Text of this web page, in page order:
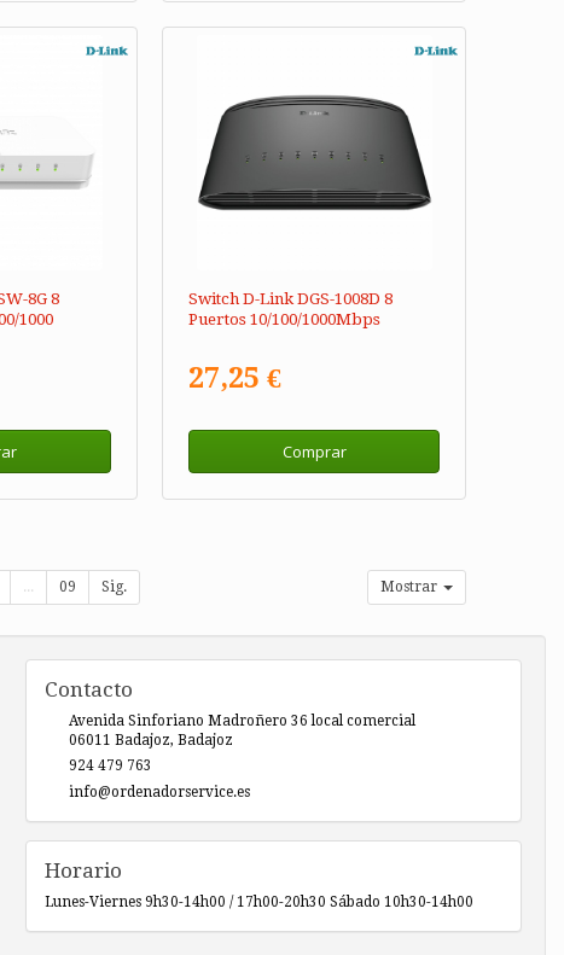
8G 8
1000
Switch D-Link DGS-1008D 8
Puertos 10/100/1000Mbps
27,25 €
Comprar
... 09 Sig. Mostrar
Contacto
Avenida Sinforiano Madroñero 36 local comercial
06011 Badajoz, Badajoz
924 479 763
info@ordenadorservice.es
Horario
Lunes-Viernes 9h30-14h00 / 17h00-20h30 Sábado 10h30-14h00